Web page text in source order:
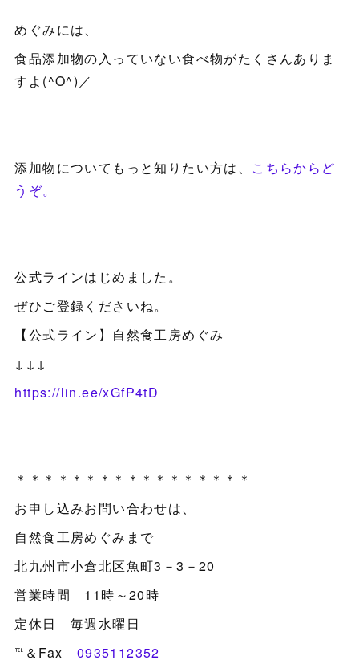
めぐみには、
食品添加物の入っていない食べ物がたくさんありま
すよ(^O^)／
添加物についてもっと知りたい方は、 こちらからど
うぞ。
公式ラインはじめました。
ぜひご登録くださいね。
【公式ライン】自然食工房めぐみ
↓↓↓
https://lin.ee/xGfP4tD
＊＊＊＊＊＊＊＊＊＊＊＊＊＊＊＊＊
お申し込みお問い合わせは、
自然食工房めぐみまで
北九州市小倉北区魚町3－3－20
営業時間 11時～20時
定休日 毎週水曜日
℡＆Fax 0935112352